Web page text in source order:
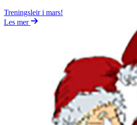
Treningsleir i mars!
Les mer